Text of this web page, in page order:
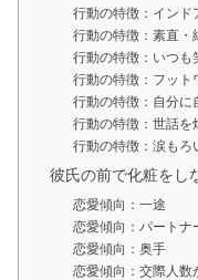
行動の特徴：インド
行動の特徴：素直・
行動の特徴：いつも
行動の特徴：フット
行動の特徴：自分に
行動の特徴：世話を
行動の特徴：涙もろ
彼氏の前で化粧をし
恋愛傾向：一途
恋愛傾向：パートナ
恋愛傾向：奥手
恋愛傾向：交際人数